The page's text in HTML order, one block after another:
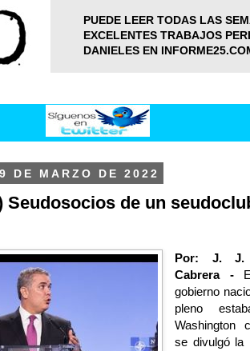
PUEDE LEER TODAS LAS
EXCELENTES TRABAJOS
DANIELES EN
DE MARZO DE 2022
Seudosocios de un
Por: J. J.
Cabrera -
gobierno
pleno
Washington
se divulgó la